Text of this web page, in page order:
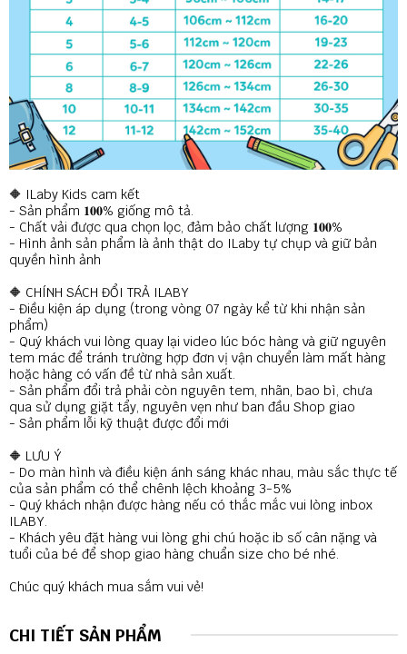
🔶 ILaby Kids cam kết
- Sản phẩm 𝟏𝟎𝟎% giống mô tả.
- Chất vải được qua chọn lọc, đảm bảo chất lượng 𝟏𝟎𝟎%
- Hình ảnh sản phẩm là ảnh thật do ILaby tự chụp và giữ bản
quyền hình ảnh
🔶 CHÍNH SÁCH ĐỔI TRẢ ILABY
- Điều kiện áp dụng (trong vòng 07 ngày kể từ khi nhận sản
phẩm)
- Quý khách vui lòng quay lại video lúc bóc hàng và giữ nguyên
tem mác để tránh trường hợp đơn vị vận chuyển làm mất hàng
hoặc hàng có vấn đề từ nhà sản xuất.
- Sản phẩm đổi trả phải còn nguyên tem, nhãn, bao bì, chưa
qua sử dụng giặt tẩy, nguyên vẹn như ban đầu Shop giao
- Sản phẩm lỗi kỹ thuật được đổi mới
🔶 LƯU Ý
- Do màn hình và điều kiện ánh sáng khác nhau, màu sắc thực tế
của sản phẩm có thể chênh lệch khoảng 3-5%
- Quý khách nhận được hàng nếu có thắc mắc vui lòng inbox
ILABY.
- Khách yêu đặt hàng vui lòng ghi chú hoặc ib số cân nặng và
tuổi của bé để shop giao hàng chuẩn size cho bé nhé.
Chúc quý khách mua sắm vui vẻ!
CHI TIẾT SẢN PHẨM